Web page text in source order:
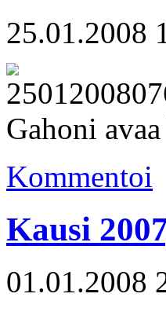
25.01.2008
Gahoni
Kommentoi
Kausi
01.01.2008